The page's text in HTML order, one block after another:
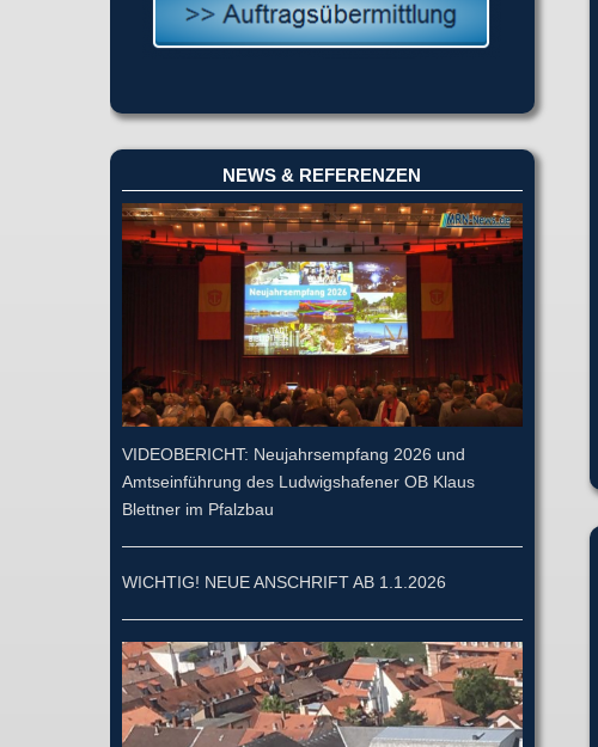
NEWS & REFERENZEN
VIDEOBERICHT: Neujahrsempfang 2026 und
Amtseinführung des Ludwigshafener OB Klaus
Blettner im Pfalzbau
WICHTIG! NEUE ANSCHRIFT AB 1.1.2026